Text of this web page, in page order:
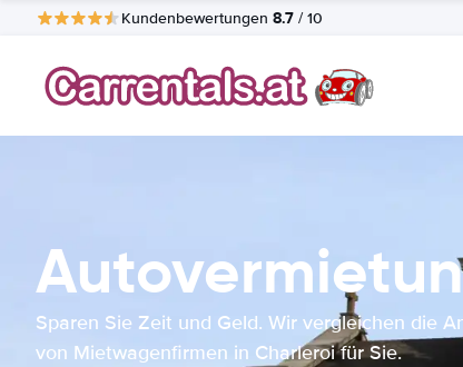
Kundenbewertungen 8.7 / 10
Sparen Sie Zeit und Geld. Wir vergleichen die
von Mietwagenfirmen in Charleroi für Sie.